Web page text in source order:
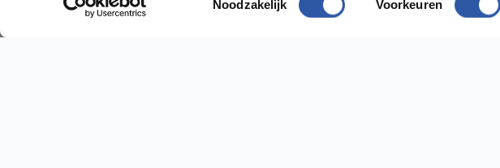
Noodzakelijk Voorkeuren